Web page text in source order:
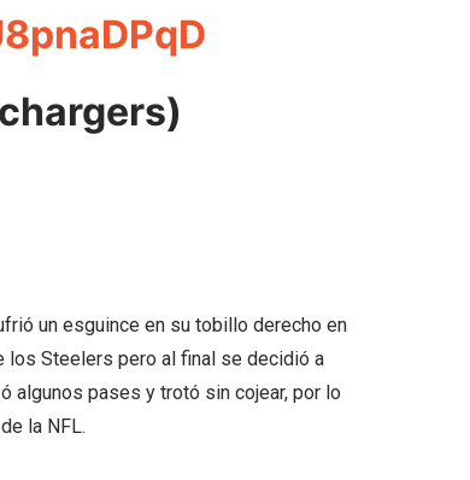
un esguince en su tobillo derecho en
los Steelers pero al final se decidió a
algunos pases y trotó sin cojear, por lo
la NFL.